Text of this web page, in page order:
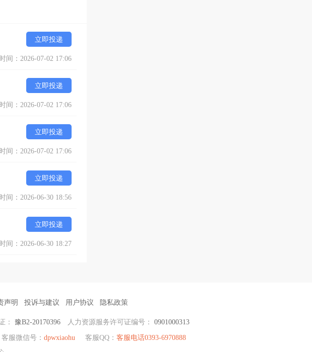
立即投递
间：2026-07-02 17:06
立即投递
间：2026-07-02 17:06
立即投递
间：2026-07-02 17:06
立即投递
间：2026-06-30 18:56
立即投递
间：2026-06-30 18:27
声明 投诉与建议 用户协议 隐私政策
： 豫B2-20170396 人力资源服务许可证编号： 0901000313
客服微信号： dpwxiaohu 客服QQ： 客服电话0393-6970888